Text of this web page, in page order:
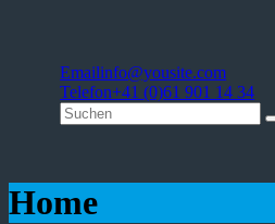
Emailinfo@yousite.com
Telefon+41 (0)61 901 14 34
Home